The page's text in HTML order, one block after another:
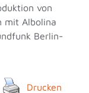
von
mit Albolina
Berlin-
Drucken